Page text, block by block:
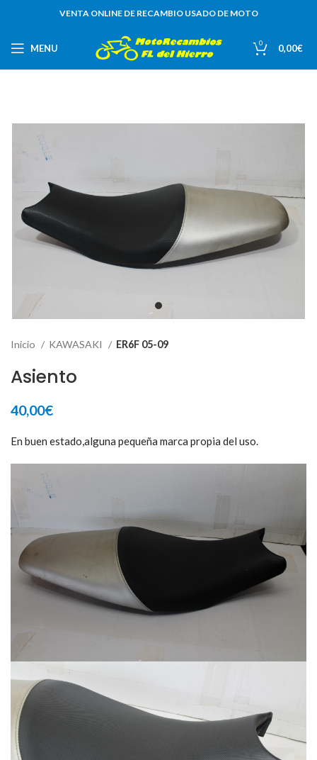
VENTA ONLINE DE RECAMBIO USADO DE MOTO
MENU 0 0,00€
Inicio KAWASAKI ER6F 05-09
Asiento
40,00€
En buen estado,alguna pequeña marca propia del uso.